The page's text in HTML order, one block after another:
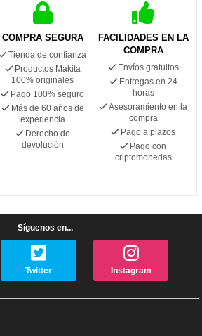
COMPRA SEGURA
Tienda de confianza
Productos Makita
100% originales
Pago 100% seguro
Más de 60 años de
experiencia
Derecho de
devolución
FACILIDADES EN LA
COMPRA
Envíos gratuitos
Entregas en 24
horas
Asesoramiento en la
compra
Pago a plazos
Pago con
criptomonedas
Síguenos en...
Twitter Instagram